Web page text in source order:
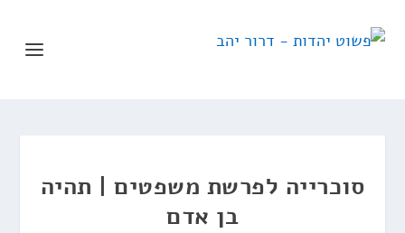
סוכרייה לפרשת משפטים | תהיה
בן אדם